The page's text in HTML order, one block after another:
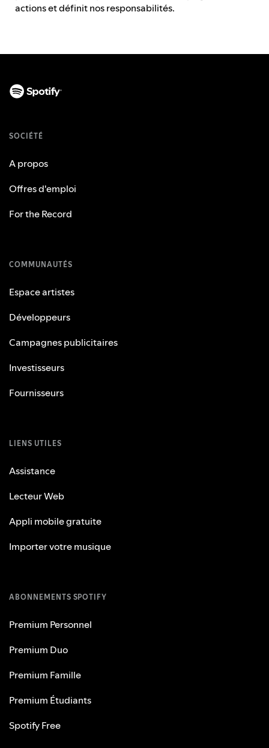
actions et définit nos responsabilités.
SOCIÉTÉ
A propos
Offres d'emploi
For the Record
COMMUNAUTÉS
Espace artistes
Développeurs
Campagnes publicitaires
Investisseurs
Fournisseurs
LIENS UTILES
Assistance
Lecteur Web
Appli mobile gratuite
Importer votre musique
ABONNEMENTS SPOTIFY
Premium Personnel
Premium Duo
Premium Famille
Premium Étudiants
Spotify Free